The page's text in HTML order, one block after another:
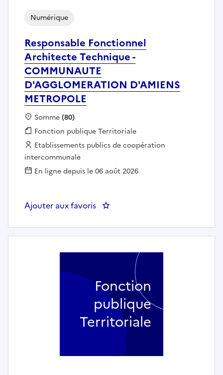
Responsable Fonctionnel
Architecte Technique -
COMMUNAUTE
D'AGGLOMERATION D'AMIENS
METROPOLE
Numérique
Localisation :
Somme(80)
Fonction publique :
Fonction publique Territoriale
Employeur :
Etablissements publics de coopération
intercommunale
En ligne depuis le 06 août 2026
Ajouter aux favoris : Responsable Fonctionnel
Fonction
publique
Territoriale